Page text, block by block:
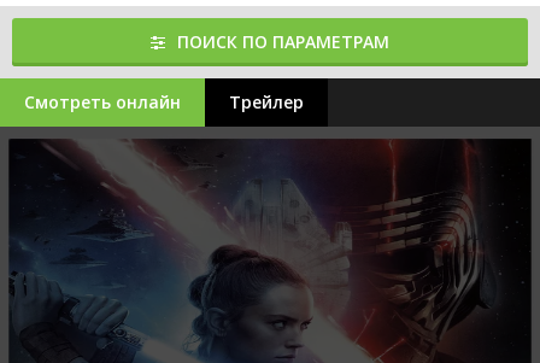
ПОИСК ПО ПАРАМЕТРАМ
Смотреть онлайн Трейлер